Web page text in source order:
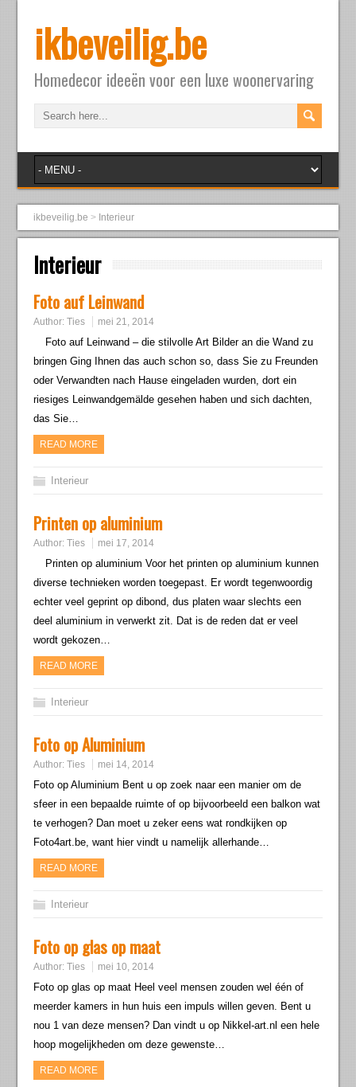
ikbeveilig.be
Homedecor ideeën voor een luxe woonervaring
ikbeveilig.be > Interieur
Interieur
Foto auf Leinwand
Author:Ties mei 21, 2014
Foto auf Leinwand – die stilvolle Art Bilder an die Wand zu
bringen Ging Ihnen das auch schon so, dass Sie zu Freunden
oder Verwandten nach Hause eingeladen wurden, dort ein
riesiges Leinwandgemälde gesehen haben und sich dachten,
das Sie…
READ MORE
Interieur
Printen op aluminium
Author:Ties mei 17, 2014
Printen op aluminium Voor het printen op aluminium kunnen
diverse technieken worden toegepast. Er wordt tegenwoordig
echter veel geprint op dibond, dus platen waar slechts een
deel aluminium in verwerkt zit. Dat is de reden dat er veel
wordt gekozen…
READ MORE
Interieur
Foto op Aluminium
Author:Ties mei 14, 2014
Foto op Aluminium Bent u op zoek naar een manier om de
sfeer in een bepaalde ruimte of op bijvoorbeeld een balkon wat
te verhogen? Dan moet u zeker eens wat rondkijken op
Foto4art.be, want hier vindt u namelijk allerhande…
READ MORE
Interieur
Foto op glas op maat
Author:Ties mei 10, 2014
Foto op glas op maat Heel veel mensen zouden wel één of
meerder kamers in hun huis een impuls willen geven. Bent u
nou 1 van deze mensen? Dan vindt u op Nikkel-art.nl een hele
hoop mogelijkheden om deze gewenste…
READ MORE